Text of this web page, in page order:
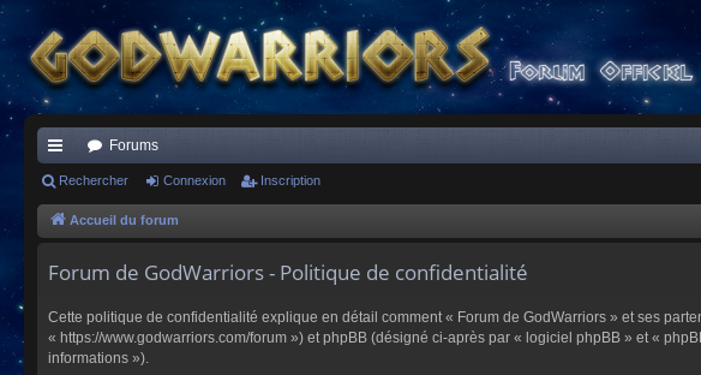
ac
co
s
Forums
Rechercher Connexion Inscription
Accueil du forum
Forum de GodWarriors - Politique de confidentialité
Cette politique de confidentialité explique en détail comment « Forum de GodWarriors » et ses
« https://www.godwarriors.com/forum ») et phpBB (désigné ci-après par « logiciel phpBB » et «
informations »).